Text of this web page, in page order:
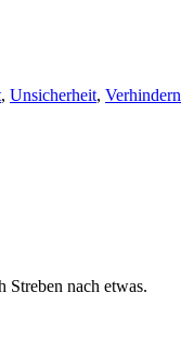
, Unsicherheit, Verhindern
Streben nach etwas.